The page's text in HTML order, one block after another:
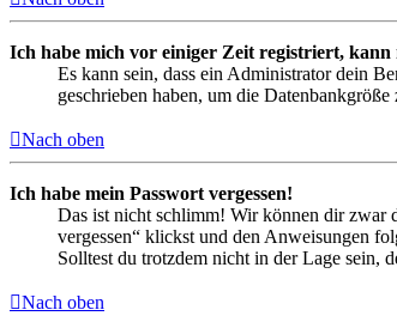
Ich habe mich vor einiger Zeit registriert,
Es kann sein, dass ein Administrator dein
geschrieben haben, um die
Nach oben
Ich habe mein Passwort vergessen!
Das ist nicht schlimm! Wir können dir zwar
vergessen“ klickst und den Anweisungen
Solltest du trotzdem nicht in der Lage sein,
Nach oben